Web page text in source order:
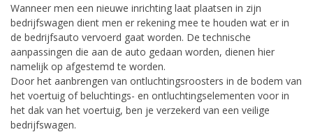
Wanneer men een nieuwe inrichting laat plaatsen in zijn
bedrijfswagen dient men er rekening mee te houden wat er in
de bedrijfsauto vervoerd gaat worden. De technische
aanpassingen die aan de auto gedaan worden, dienen hier
namelijk op afgestemd te worden.
Door het aanbrengen van ontluchtingsroosters in de bodem van
het voertuig of beluchtings- en ontluchtingselementen voor in
het dak van het voertuig, ben je verzekerd van een veilige
bedrijfswagen.